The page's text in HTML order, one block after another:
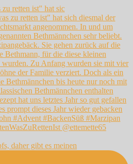
retten ist" hat sic
daher gibt es meinen